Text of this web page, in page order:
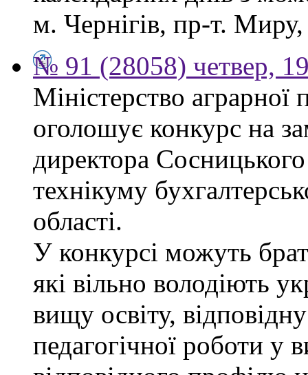
м. Чернігів, пр-т.
№ 91 (28058) четвер,
Міністерство аграрної
оголошує конкурс на
директора Сосницького
технікуму
області.
У конкурсі можуть
які вільно володіють
вищу освіту,
педагогічної роботи у